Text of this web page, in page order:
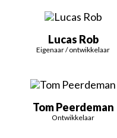
Lucas Rob
Eigenaar / ontwikkelaar
Tom Peerdeman
Ontwikkelaar